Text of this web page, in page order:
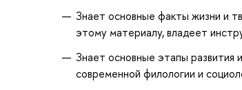
Знает основные факты жизни и
этому материалу, владеет
Знает основные этапы развития
современной филологии и